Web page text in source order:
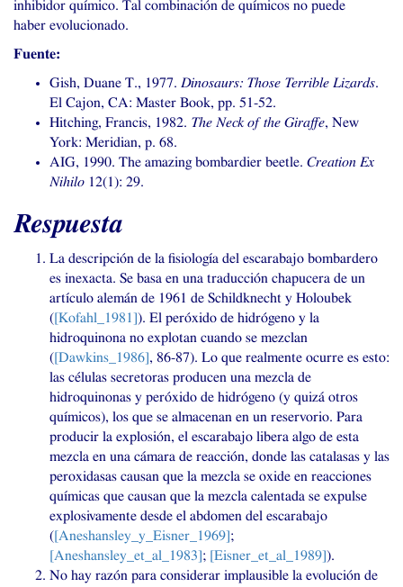
inhibidor químico. Tal combinación de químicos no puede
haber evolucionado.
Fuente:
Gish, Duane T., 1977. Dinosaurs: Those Terrible Lizards.
El Cajon, CA: Master Book, pp. 51-52.
Hitching, Francis, 1982. The Neck of the Giraffe, New
York: Meridian, p. 68.
AIG, 1990. The amazing bombardier beetle. Creation Ex
Nihilo 12(1): 29.
Respuesta
La descripción de la fisiología del escarabajo bombardero
es inexacta. Se basa en una traducción chapucera de un
artículo alemán de 1961 de Schildknecht y Holoubek
([Kofahl_1981]). El peróxido de hidrógeno y la
hidroquinona no explotan cuando se mezclan
([Dawkins_1986], 86-87). Lo que realmente ocurre es esto:
las células secretoras producen una mezcla de
hidroquinonas y peróxido de hidrógeno (y quizá otros
químicos), los que se almacenan en un reservorio. Para
producir la explosión, el escarabajo libera algo de esta
mezcla en una cámara de reacción, donde las catalasas y las
peroxidasas causan que la mezcla se oxide en reacciones
químicas que causan que la mezcla calentada se expulse
explosivamente desde el abdomen del escarabajo
([Aneshansley_y_Eisner_1969];
[Aneshansley_et_al_1983]; [Eisner_et_al_1989]).
No hay razón para considerar implausible la evolución de